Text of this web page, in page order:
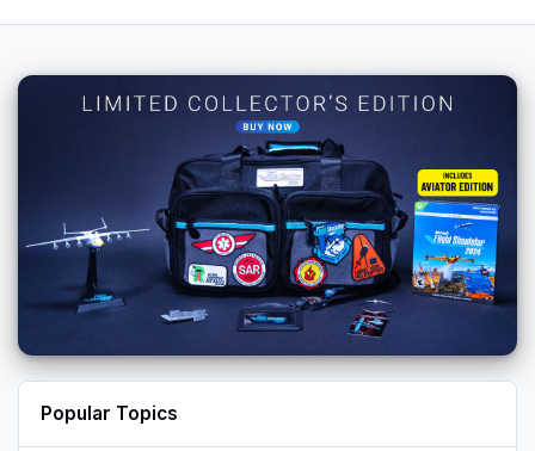
Popular Topics